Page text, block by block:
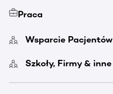
Praca
Wsparcie Pacjentów
Szkoły, Firmy & inne